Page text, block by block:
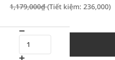
1,179,000₫(Tiết kiệm: 236,000)